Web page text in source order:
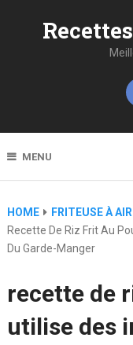
MENU
HOME
FRITEUSE À AIR
Recette De Riz Frit Au
Du Garde-Manger
recette de
utilise des